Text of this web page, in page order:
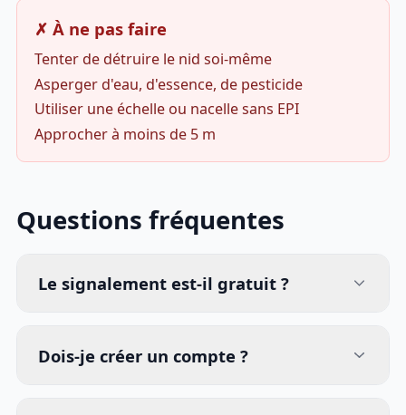
✗ À ne pas faire
Tenter de détruire le nid soi-même
Asperger d'eau, d'essence, de pesticide
Utiliser une échelle ou nacelle sans EPI
Approcher à moins de 5 m
Questions fréquentes
Le signalement est-il gratuit ?
Dois-je créer un compte ?